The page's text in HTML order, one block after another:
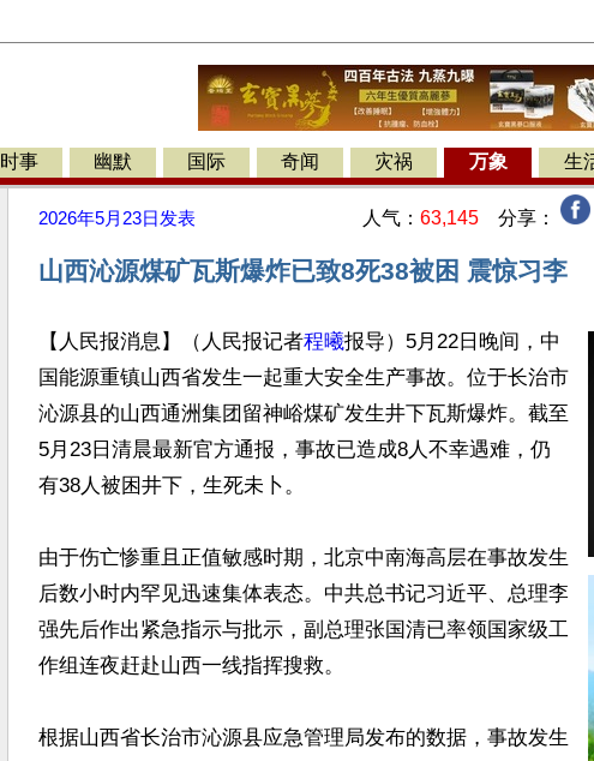
时事 幽默 国际 奇闻 灾祸 万象 生
2026年5月23日 发表 人气： 63,145 分享：
山西沁源煤矿瓦斯爆炸已致8死38被困 震惊习李
【人民报消息】（人民报记者程曦报导）5月22日晚间，中
国能源重镇山西省发生一起重大安全生产事故。位于长治市
沁源县的山西通洲集团留神峪煤矿发生井下瓦斯爆炸。截至
5月23日清晨最新官方通报，事故已造成8人不幸遇难，仍
有38人被困井下，生死未卜。
由于伤亡惨重且正值敏感时期，北京中南海高层在事故发生
后数小时内罕见迅速集体表态。中共总书记习近平、总理李
强先后作出紧急指示与批示，副总理张国清已率领国家级工
作组连夜赶赴山西一线指挥搜救。
根据山西省长治市沁源县应急管理局发布的数据，事故发生